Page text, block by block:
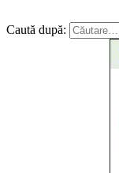
Caută după: